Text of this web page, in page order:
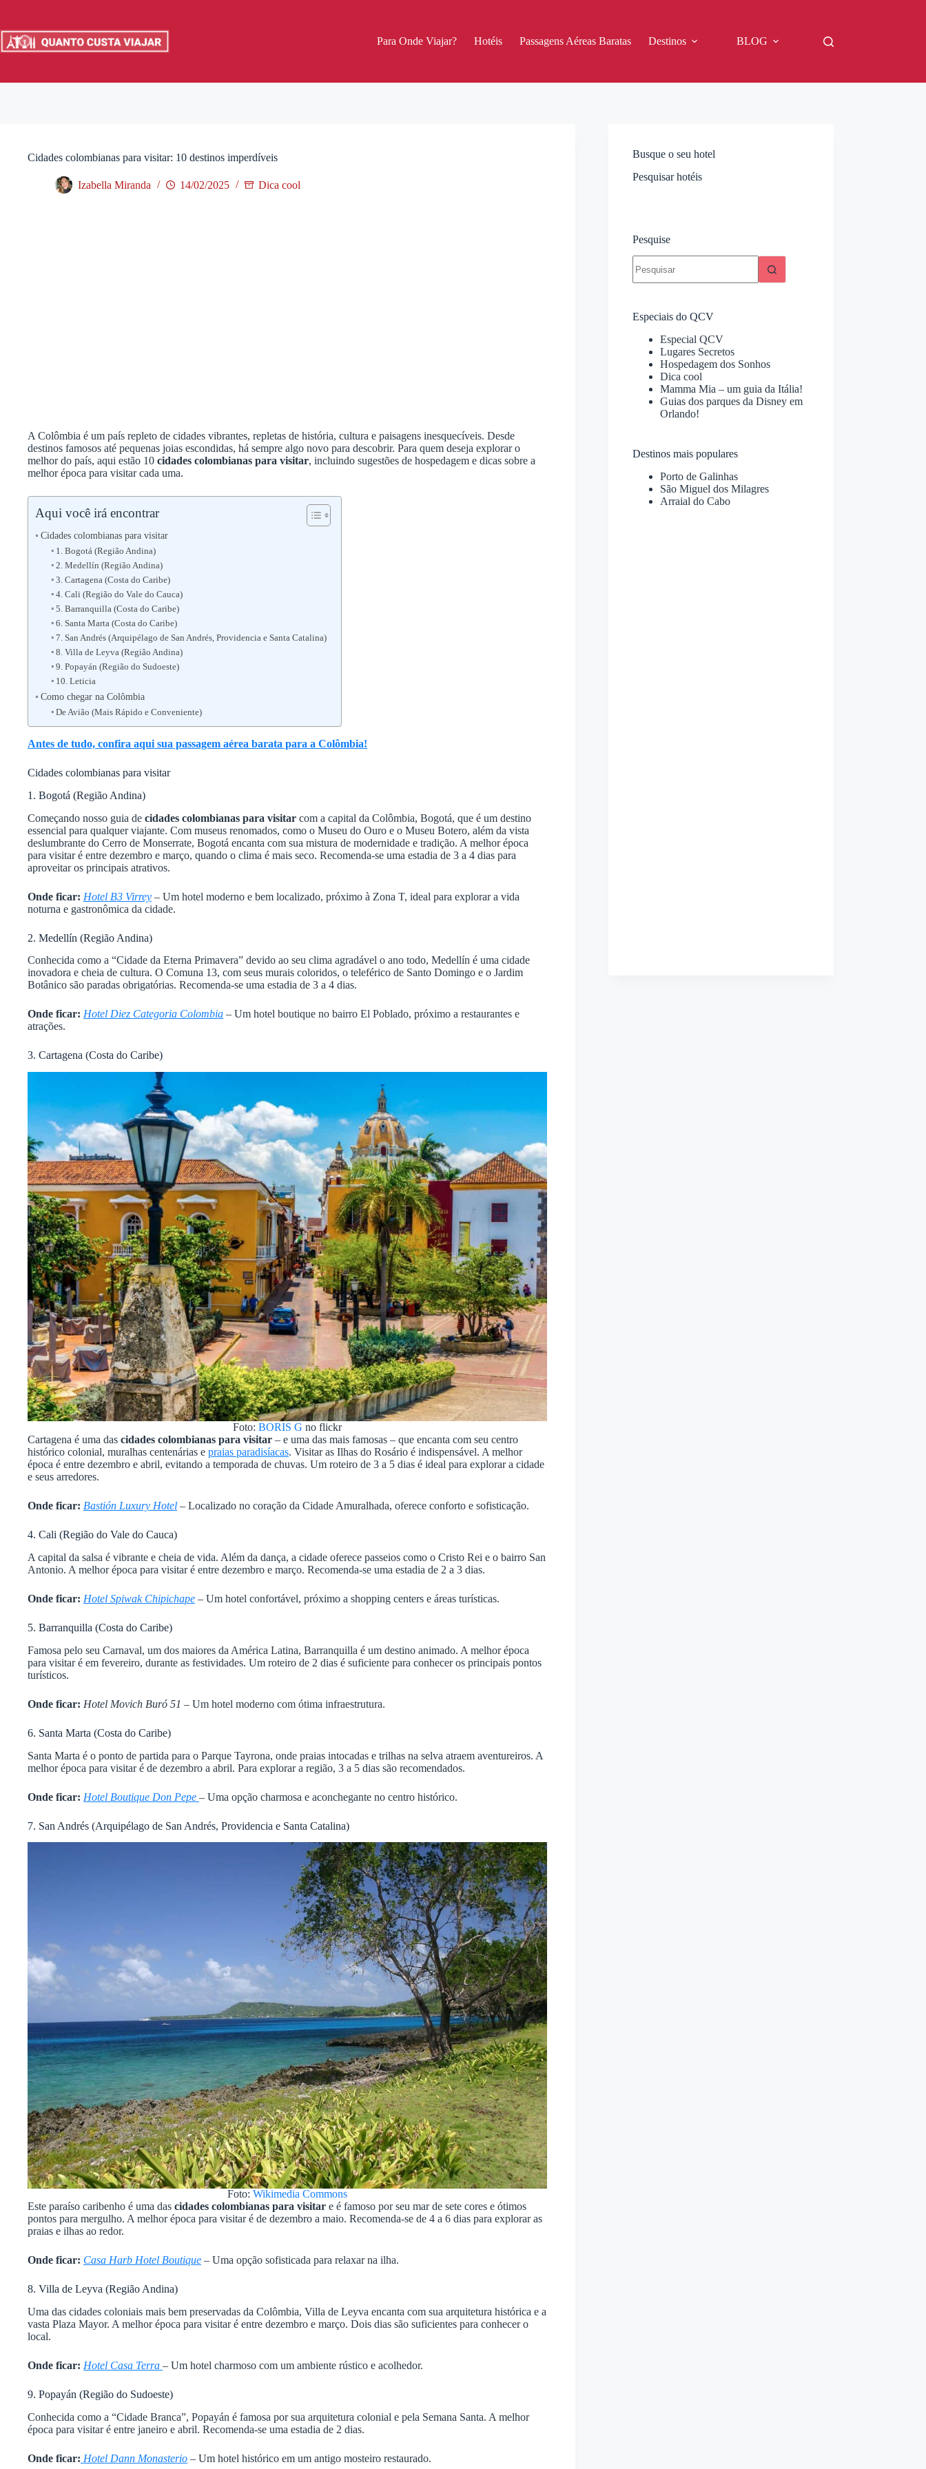
o
conteúdo
Para Onde Viajar? Hotéis Passagens Aéreas Baratas Destinos BLOG
Cidades colombianas para visitar: 10 destinos imperdíveis
Izabella Miranda 14/02/2025 Dica cool
A Colômbia é um país repleto de cidades vibrantes, repletas de história, cultura e paisagens inesquecíveis. Desde
destinos famosos até pequenas joias escondidas, há sempre algo novo para descobrir. Para quem deseja explorar o
melhor do país, aqui estão 10 cidades colombianas para visitar, incluindo sugestões de hospedagem e dicas sobre a
melhor época para visitar cada uma.
Aqui você irá encontrar
Cidades colombianas para visitar
1. Bogotá (Região Andina)
2. Medellín (Região Andina)
3. Cartagena (Costa do Caribe)
4. Cali (Região do Vale do Cauca)
5. Barranquilla (Costa do Caribe)
6. Santa Marta (Costa do Caribe)
7. San Andrés (Arquipélago de San Andrés, Providencia e Santa Catalina)
8. Villa de Leyva (Região Andina)
9. Popayán (Região do Sudoeste)
10. Leticia
Como chegar na Colômbia
De Avião (Mais Rápido e Conveniente)
Antes de tudo, confira aqui sua passagem aérea barata para a Colômbia!
Cidades colombianas para visitar
1. Bogotá (Região Andina)
Começando nosso guia de cidades colombianas para visitar com a capital da Colômbia, Bogotá, que é um destino
essencial para qualquer viajante. Com museus renomados, como o Museu do Ouro e o Museu Botero, além da vista
deslumbrante do Cerro de Monserrate, Bogotá encanta com sua mistura de modernidade e tradição. A melhor época
para visitar é entre dezembro e março, quando o clima é mais seco. Recomenda-se uma estadia de 3 a 4 dias para
aproveitar os principais atrativos.
Onde ficar: Hotel B3 Virrey – Um hotel moderno e bem localizado, próximo à Zona T, ideal para explorar a vida
noturna e gastronômica da cidade.
2. Medellín (Região Andina)
Conhecida como a “Cidade da Eterna Primavera” devido ao seu clima agradável o ano todo, Medellín é uma cidade
inovadora e cheia de cultura. O Comuna 13, com seus murais coloridos, o teleférico de Santo Domingo e o Jardim
Botânico são paradas obrigatórias. Recomenda-se uma estadia de 3 a 4 dias.
Onde ficar: Hotel Diez Categoria Colombia – Um hotel boutique no bairro El Poblado, próximo a restaurantes e
atrações.
3. Cartagena (Costa do Caribe)
Foto:BORIS G no flickr
Cartagena é uma das cidades colombianas para visitar – e uma das mais famosas – que encanta com seu centro
histórico colonial, muralhas centenárias e praias paradisíacas. Visitar as Ilhas do Rosário é indispensável. A melhor
época é entre dezembro e abril, evitando a temporada de chuvas. Um roteiro de 3 a 5 dias é ideal para explorar a cidade
e seus arredores.
Onde ficar: Bastión Luxury Hotel – Localizado no coração da Cidade Amuralhada, oferece conforto e sofisticação.
4. Cali (Região do Vale do Cauca)
A capital da salsa é vibrante e cheia de vida. Além da dança, a cidade oferece passeios como o Cristo Rei e o bairro San
Antonio. A melhor época para visitar é entre dezembro e março. Recomenda-se uma estadia de 2 a 3 dias.
Onde ficar: Hotel Spiwak Chipichape – Um hotel confortável, próximo a shopping centers e áreas turísticas.
5. Barranquilla (Costa do Caribe)
Famosa pelo seu Carnaval, um dos maiores da América Latina, Barranquilla é um destino animado. A melhor época
para visitar é em fevereiro, durante as festividades. Um roteiro de 2 dias é suficiente para conhecer os principais pontos
turísticos.
Onde ficar: Hotel Movich Buró 51 – Um hotel moderno com ótima infraestrutura.
6. Santa Marta (Costa do Caribe)
Santa Marta é o ponto de partida para o Parque Tayrona, onde praias intocadas e trilhas na selva atraem aventureiros. A
melhor época para visitar é de dezembro a abril. Para explorar a região, 3 a 5 dias são recomendados.
Onde ficar: Hotel Boutique Don Pepe – Uma opção charmosa e aconchegante no centro histórico.
7. San Andrés (Arquipélago de San Andrés, Providencia e Santa Catalina)
Foto:Wikimedia Commons
Este paraíso caribenho é uma das cidades colombianas para visitar e é famoso por seu mar de sete cores e ótimos
pontos para mergulho. A melhor época para visitar é de dezembro a maio. Recomenda-se de 4 a 6 dias para explorar as
praias e ilhas ao redor.
Onde ficar: Casa Harb Hotel Boutique – Uma opção sofisticada para relaxar na ilha.
8. Villa de Leyva (Região Andina)
Uma das cidades coloniais mais bem preservadas da Colômbia, Villa de Leyva encanta com sua arquitetura histórica e a
vasta Plaza Mayor. A melhor época para visitar é entre dezembro e março. Dois dias são suficientes para conhecer o
local.
Onde ficar: Hotel Casa Terra – Um hotel charmoso com um ambiente rústico e acolhedor.
9. Popayán (Região do Sudoeste)
Conhecida como a “Cidade Branca”, Popayán é famosa por sua arquitetura colonial e pela Semana Santa. A melhor
época para visitar é entre janeiro e abril. Recomenda-se uma estadia de 2 dias.
Onde ficar: Hotel Dann Monasterio – Um hotel histórico em um antigo mosteiro restaurado.
Busque o seu hotel
Pesquisar hotéis
Pesquise
resultados
Especiais do QCV
Especial QCV
Lugares Secretos
Hospedagem dos Sonhos
Dica cool
Mamma Mia – um guia da Itália!
Guias dos parques da Disney em
Orlando!
Destinos mais populares
Porto de Galinhas
São Miguel dos Milagres
Arraial do Cabo